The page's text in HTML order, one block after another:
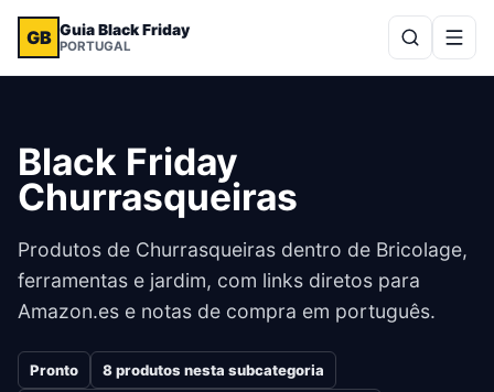
GB Guia Black Friday
PORTUGAL
Black Friday
Churrasqueiras
Produtos de Churrasqueiras dentro de Bricolage,
ferramentas e jardim, com links diretos para
Amazon.es e notas de compra em português.
Pronto 8produtos nesta subcategoria